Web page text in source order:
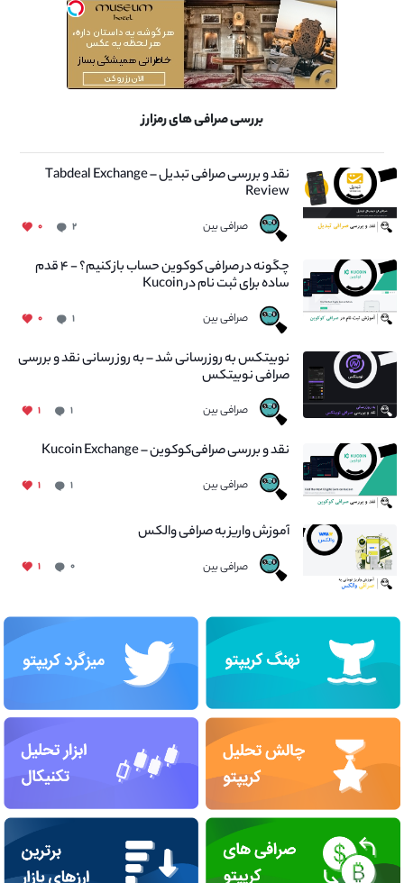
بررسی صرافی های رمزارز
نقد و بررسی صرافی تبدیل – Tabdeal Exchange
Review
صرافی بین ۲ ۰
چگونه در صرافی کوکوین حساب باز کنیم؟ - ۴ قدم
ساده برای ثبت نام در Kucoin
صرافی بین ۱ ۰
نوبیتکس به روزرسانی شد – به روز رسانی نقد و بررسی
صرافی نوبیتکس
صرافی بین ۱ ۱
نقد و بررسی صرافی‌کوکوین – Kucoin Exchange
صرافی بین ۱ ۱
آموزش واریز به صرافی والکس
صرافی بین ۰ ۱